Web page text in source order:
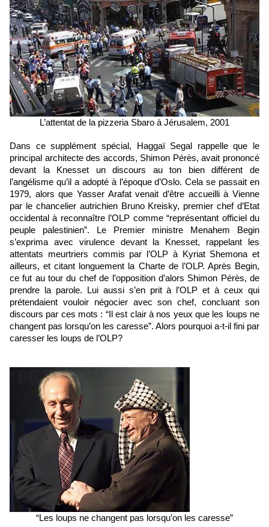
L’attentat de la pizzeria Sbaro à Jérusalem, 2001
Dans ce supplément spécial, Haggaï Segal rappelle que le
principal architecte des accords, Shimon Pérès, avait prononcé
devant la Knesset un discours au ton bien différent de
l’angélisme qu’il a adopté à l’époque d’Oslo. Cela se passait en
1979, alors que Yasser Arafat venait d’être accueilli à Vienne
par le chancelier autrichien Bruno Kreisky, premier chef d’Etat
occidental à reconnaître l’OLP comme “représentant officiel du
peuple palestinien”. Le Premier ministre Menahem Begin
s’exprima avec virulence devant la Knesset, rappelant les
attentats meurtriers commis par l’OLP à Kyriat Shemona et
ailleurs, et citant longuement la Charte de l’OLP. Après Begin,
ce fut au tour du chef de l’opposition d’alors Shimon Pérès, de
prendre la parole. Lui aussi s’en prit à l’OLP et à ceux qui
prétendaient vouloir négocier avec son chef, concluant son
discours par ces mots : “Il est clair à nos yeux que les loups ne
changent pas lorsqu’on les caresse”. Alors pourquoi a-t-il fini par
caresser les loups de l’OLP?
“Les loups ne changent pas lorsqu’on les caresse”